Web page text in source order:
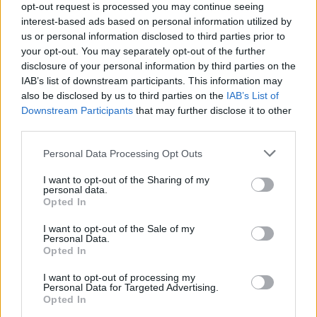
opt-out request is processed you may continue seeing
interest-based ads based on personal information utilized by
us or personal information disclosed to third parties prior to
your opt-out. You may separately opt-out of the further
disclosure of your personal information by third parties on the
IAB’s list of downstream participants. This information may
also be disclosed by us to third parties on the IAB’s List of
Downstream Participants that may further disclose it to other
Personal Data Processing Opt Outs
I want to opt-out of the Sharing of my
personal data.
Opted In
I want to opt-out of the Sale of my
Personal Data.
Opted In
I want to opt-out of processing my
Personal Data for Targeted Advertising.
Opted In
Η αύξηση αυτή δεν προέρχεται μόνο από τα
τηλεοπτικά δικαιώματα. Σημαντικό ρόλο
ψηφιακές πλατφόρμες, οι πωλήσεις
προϊόντων και οι εμπορικές συνεργασίες σε
αγορές όπως η Ευρώπη, η Ασία και η Μέση
Ανατολή.